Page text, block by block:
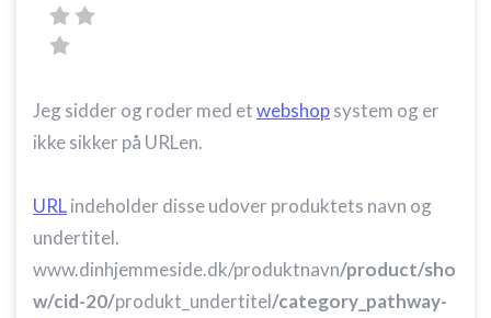
Jeg sidder og roder med etwebshopsystem og er
ikke sikker på URLen.
URLindeholder disse udover produktets navn og
undertitel.
www.dinhjemmeside.dk/produktnavn/product/sho
w/cid-20/produkt_undertitel/category_pathway-